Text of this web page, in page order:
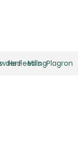
Feeding
Hesi Mills Plagron